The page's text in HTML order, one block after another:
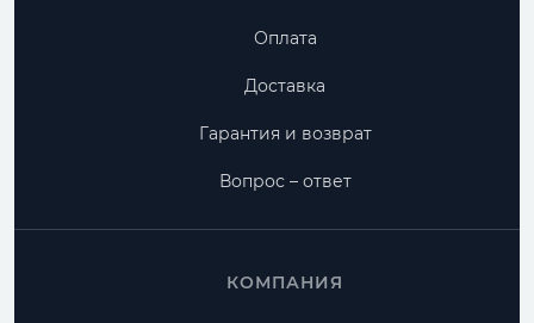
Оплата
Доставка
Гарантия и возврат
Вопрос – ответ
КОМПАНИЯ